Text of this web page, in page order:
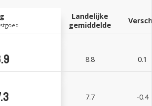
Landelijke
gemiddelde
8.8 0.1
7.7 -0.4